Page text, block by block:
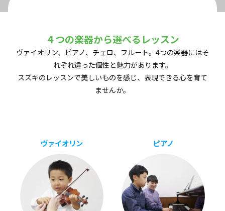
４つの楽器から選べるレッスン
ヴァイオリン、ピアノ、チェロ、フルート。4つの楽器にはそ
れぞれ違った個性と魅力があります。
スズキのレッスンで美しいものを感じ、表現できる心を育て
ませんか。
ヴァイオリン ピアノ